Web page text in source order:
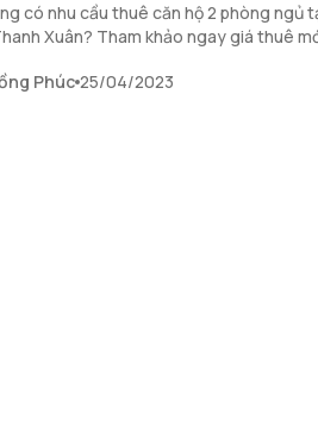
có nhu cầu thuê căn hộ 2 phòng ngủ
Xuân? Tham khảo ngay giá thuê
sau đây của OneHousing
Phúc 25/04/2023